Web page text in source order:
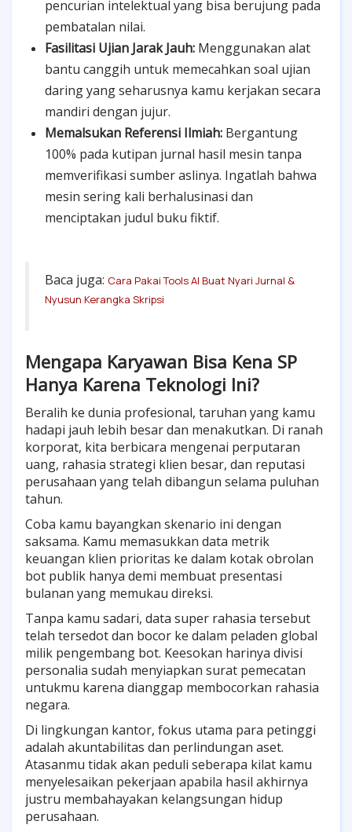
pencurian intelektual yang bisa berujung pada
pembatalan nilai.
Fasilitasi Ujian Jarak Jauh: Menggunakan alat
bantu canggih untuk memecahkan soal ujian
daring yang seharusnya kamu kerjakan secara
mandiri dengan jujur.
Memalsukan Referensi Ilmiah: Bergantung
100% pada kutipan jurnal hasil mesin tanpa
memverifikasi sumber aslinya. Ingatlah bahwa
mesin sering kali berhalusinasi dan
menciptakan judul buku fiktif.
Baca juga: Cara Pakai Tools AI Buat Nyari Jurnal &
Nyusun Kerangka Skripsi
Mengapa Karyawan Bisa Kena SP
Hanya Karena Teknologi Ini?
Beralih ke dunia profesional, taruhan yang kamu
hadapi jauh lebih besar dan menakutkan. Di ranah
korporat, kita berbicara mengenai perputaran
uang, rahasia strategi klien besar, dan reputasi
perusahaan yang telah dibangun selama puluhan
tahun.
Coba kamu bayangkan skenario ini dengan
saksama. Kamu memasukkan data metrik
keuangan klien prioritas ke dalam kotak obrolan
bot publik hanya demi membuat presentasi
bulanan yang memukau direksi.
Tanpa kamu sadari, data super rahasia tersebut
telah tersedot dan bocor ke dalam peladen global
milik pengembang bot. Keesokan harinya divisi
personalia sudah menyiapkan surat pemecatan
untukmu karena dianggap membocorkan rahasia
negara.
Di lingkungan kantor, fokus utama para petinggi
adalah akuntabilitas dan perlindungan aset.
Atasanmu tidak akan peduli seberapa kilat kamu
menyelesaikan pekerjaan apabila hasil akhirnya
justru membahayakan kelangsungan hidup
perusahaan.